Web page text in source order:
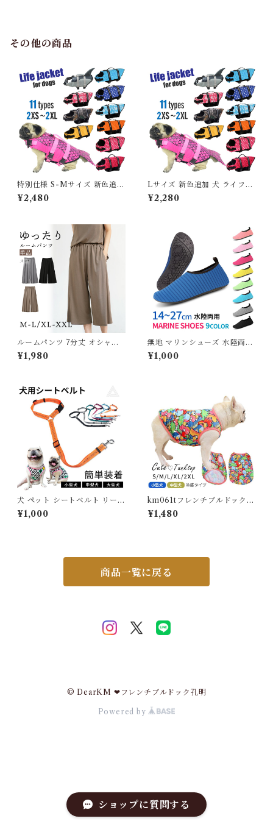
ショップに質問する
その他の商品
特別仕様 S-Mサイズ 新色追加
犬 ライフジャケット 犬用 ドッ
グ ペット 安全 安心 超小型犬
SUP サップ救命胴衣 KM514
G
¥2,480
Lサイズ 新色追加 犬 ライフジ
ャケット 犬用 ドッグ ペット
安全 安心 超小型犬 小型犬 中
ップ救命胴衣 KM514G
¥2,280
ルームパンツ 7分丈 オシャレ
ゆったり ポケット付き 春 夏
無地 きれいめ カジュアル シン
ウェア ズボン ボトムス 薄手
軽い 5682164 スイモク【水
沐良品】【ルームパンツ 単
品】
¥1,980
無地 マリンシューズ 水陸両用
14〜27cm レディース メンズ
キッズ 子供用 室内シューズ ビ
遊び 川 釣り メッシュ 介護 介
護用 入浴介助 学校 室内 G20
¥1,000
犬 ペット シートベルト リード
車専用リード 車 ペット ペット
用品 犬 シートベルト ドライブ
¥1,000
km061tフレンチブルドック
犬服 冷感 ひんやり クールウェ
ア 夏服 春 夏 タンクトップ 可
ペット服 かわいい服 おしゃれ
ダックス 袖なし 子犬 服 柄K
¥1,480
商品一覧に戻る
© DearKM ❤︎フレンチブルドック孔明
Powered by